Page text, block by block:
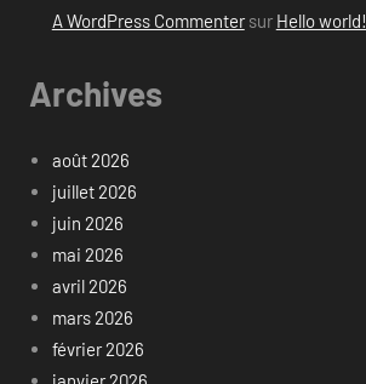
A WordPress Commentersur Hello world!
Archives
août 2026
juillet 2026
juin 2026
mai 2026
avril 2026
mars 2026
février 2026